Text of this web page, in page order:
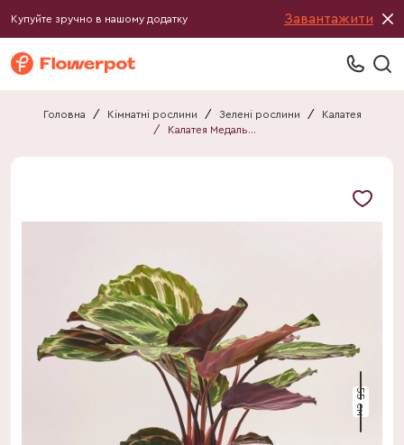
Купуйте зручно в нашому додатку Завантажити
Головна / Кімнатні рослини / Зелені рослини /
Калатея
/
Калатея Медальйон
55 см